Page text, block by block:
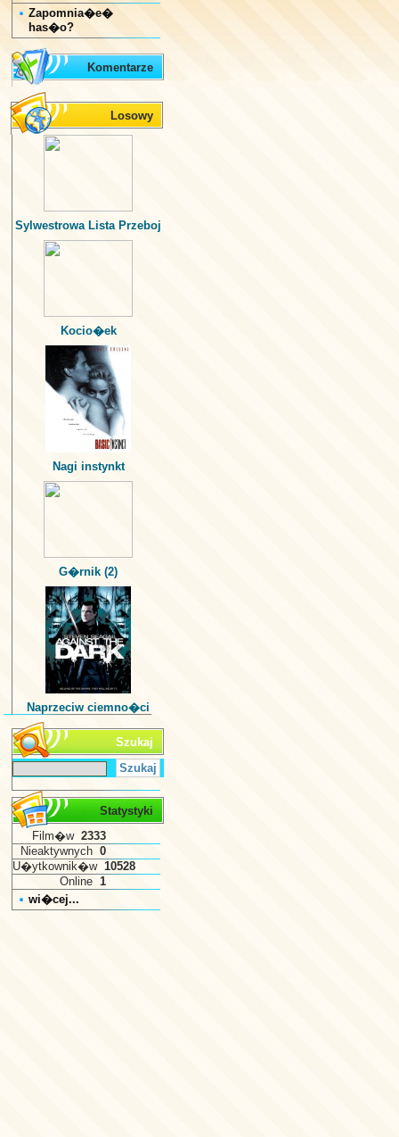
Zapomnia�e�
has�o?
Komentarze
Losowy
Sylwestrowa Lista Przeboj
Kocio�ek
Nagi instynkt
G�rnik (2)
Naprzeciw ciemno�ci
Szukaj
Statystyki
Film�w 2333
Nieaktywnych 0
U�ytkownik�w 10528
Online 1
wi�cej...